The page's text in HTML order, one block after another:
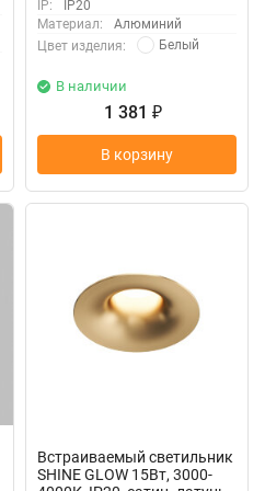
IP:
IP20
Материал:
Алюминий
Цвет изделия:
Белый
В наличии
1 381 ₽
В корзину
Встраиваемый светильник
SHINE GLOW 15Вт, 3000-